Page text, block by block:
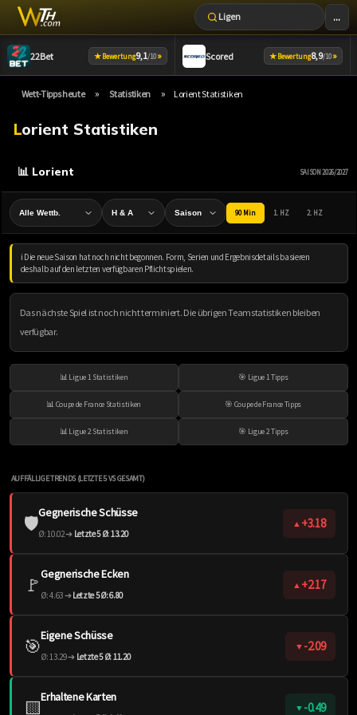
Zum
Inhalt
springen
Ligen ...
22Bet ★Bewertung9,1/10» Scored ★Bewertung8,9/10»
Wett-Tipps heute » Statistiken » Lorient Statistiken
Lorient Statistiken
📊 Lorient SAISON 2026/2027
90 Min 1. HZ 2. HZ
ℹ️ Die neue Saison hat noch nicht begonnen. Form, Serien und Ergebnisdetails basieren
deshalb auf den letzten verfügbaren Pflichtspielen.
Das nächste Spiel ist noch nicht terminiert. Die übrigen Teamstatistiken bleiben
verfügbar.
📊 Ligue 1 Statistiken 🎯 Ligue 1 Tipps
📊 Coupe de France Statistiken 🎯 Coupe de France Tipps
📊 Ligue 2 Statistiken 🎯 Ligue 2 Tipps
AUFFÄLLIGE TRENDS (LETZTE 5 VS GESAMT)
🛡️Gegnerische Schüsse
Ø: 10.02 ➔ Letzte 5 Ø: 13.20
▲ +3.18
🚩Gegnerische Ecken
Ø: 4.63 ➔Letzte 5 Ø: 6.80
▲ +2.17
🎯Eigene Schüsse
Ø: 13.29 ➔ Letzte 5 Ø: 11.20
▼ -2.09
🟨Erhaltene Karten
▼ -0.49